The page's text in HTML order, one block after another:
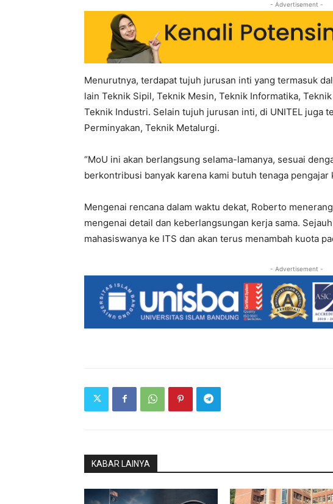
- Advertisement -
Menurutnya, terdapat tujuh jurusan inti yang termasuk
lain Teknik Sipil, Teknik Mesin, Teknik Informatika,
Teknik Industri. Selain tujuh jurusan inti, di UNITEL juga
Perminyakan, Teknik Metalurgi.
“MoU ini akan berlangsung selama-lamanya, sesuai
berkontribusi banyak karena kami butuh tenaga pengajar
Mengenai rencana dalam waktu dekat, Roberto
mengenai detail dan keberlangsungan kerja sama.
mahasiswanya ke ITS dan akan terus menambah kuota
- Advertisement -
KABAR LAINYA